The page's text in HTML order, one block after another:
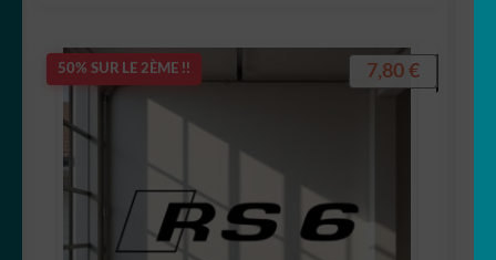
50% SUR LE 2ÈME !! 7,80 €